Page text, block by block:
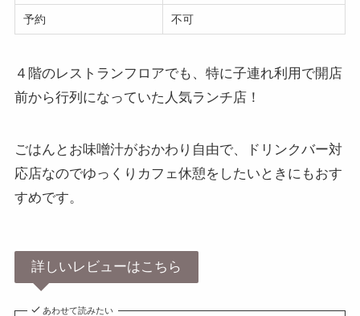
予約 不可
４階のレストランフロアでも、特に子連れ利用で開店
前から行列になっていた人気ランチ店！
ごはんとお味噌汁がおかわり自由で、ドリンクバー対
応店なのでゆっくりカフェ休憩をしたいときにもおす
すめです。
詳しいレビューはこちら
あわせて読みたい